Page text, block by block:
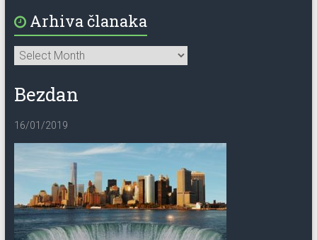
Arhiva članaka
Bezdan
16/01/2019